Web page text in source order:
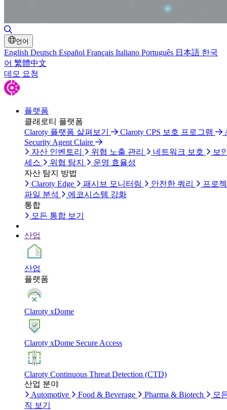
언어
English Deutsch Español Français Italiano Português 日本語 한국
어 繁體中文
데모 요청
플랫폼
클래로티 플랫폼
Claroty 플랫폼 살펴보기
Claroty CPS 보호 프로그램
Security Agent Claire
자산 인벤토리
위협 노출 관리 네트워크 보호
보
세스
위협 탐지
운영 효율성
자산 탐지 방법
Claroty Edge
패시브 모니터링 안전한 쿼리
프로
파일 분석
에코시스템 강화
통합
모든 통합 보기
산업
산업
플랫폼
Claroty xDome
Claroty xDome Secure Access
Claroty Continuous Threat Detection (CTD)
산업 분야
Automotive
Food & Beverage Pharma & Biotech
모
직 보기